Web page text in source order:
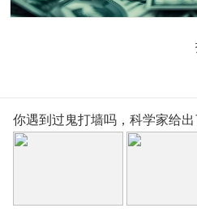
你遇到过鬼打墙吗，科学家给出